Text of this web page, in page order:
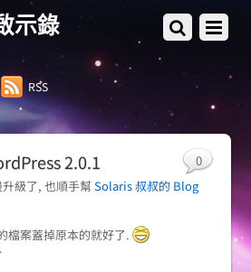
示錄
RSS
2.0.1
級了, 也順手幫Solaris 叔叔的 Blog
檔案蓋掉原本的就好了.
0